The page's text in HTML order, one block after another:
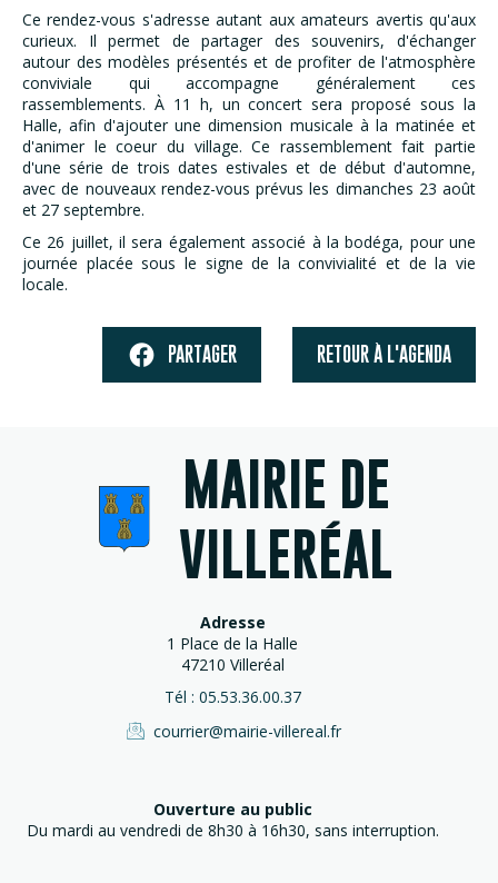
Ce rendez-vous s'adresse autant aux amateurs avertis qu'aux
curieux. Il permet de partager des souvenirs, d'échanger
autour des modèles présentés et de profiter de l'atmosphère
conviviale qui accompagne généralement ces
rassemblements. À 11 h, un concert sera proposé sous la
Halle, afin d'ajouter une dimension musicale à la matinée et
d'animer le coeur du village. Ce rassemblement fait partie
d'une série de trois dates estivales et de début d'automne,
avec de nouveaux rendez-vous prévus les dimanches 23 août
et 27 septembre.
Ce 26 juillet, il sera également associé à la bodéga, pour une
journée placée sous le signe de la convivialité et de la vie
locale.
PARTAGER RETOUR À L'AGENDA
MAIRIE DE
VILLERÉAL
Adresse
1 Place de la Halle
47210 Villeréal
Tél : 05.53.36.00.37
courrier@mairie-villereal.fr
Ouverture au public
Du mardi au vendredi de 8h30 à 16h30, sans interruption.